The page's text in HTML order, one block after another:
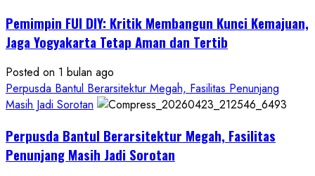
KDMP
Rp1,6
Diduga
Hanya
Separuhnya
Cair
ke
Pemimpin FUI DIY: Kritik Membangun Kunci Kemajuan,
Jaga Yogyakarta Tetap Aman dan Tertib
Posted on 1 bulan ago
Perpusda Bantul Berarsitektur Megah, Fasilitas Penunjang
Masih Jadi Sorotan
Perpusda Bantul Berarsitektur Megah, Fasilitas
Penunjang Masih Jadi Sorotan